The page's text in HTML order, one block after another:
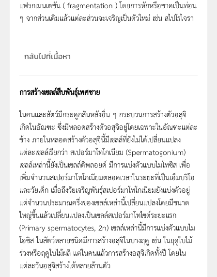
แฟรกเมนเตชัน ( fragmentation ) โดยการหักหรือขาดเป็นท่อน
ๆ จากส่วนเดิมแล้วแต่ละส่วนจะเจริญเป็นตัวใหม่ เช่น สไปโรไจรา
กลับไปที่เนื้อหา
การสร้างเซลล์สืบพันธุ์เพศชาย
ในคนและสัตว์มีกระดูกสันหลังอื่น ๆ กระบวนการสร้างตัวอสุจิ
เกิดในอัณฑะ ซึ่งมีหลอดสร้างตัวอสุจิอยู่โดยเฉพาะในอัณฑะแต่ละ
ข้าง ภายในหลอดสร้างตัวอสุจินี้มีเซลล์ที่ยังไม่ได้เปลี่ยนแปลง
แต่ละเซลล์เรียกว่า สเปอร์มาโทโกเนียม (Spermatogonium)
เซลล์เหล่านี้ยังเป็นเซลล์ดิพลอยด์ มีการแบ่งตัวแบบไมโทซิส เพื่อ
เพิ่มจำนวนสเปอร์มาโทโกเนียมตลอดเวลาในระยะที่เป็นเอ็มบริโอ
และวัยเด็ก เมื่อถึงวัยเจริญพันธุ์สเปอร์มาโทโกเนียมยังแบ่งตัวอยู่
แต่จำนวนประมาณครึ่งของเซลล์เหล่านี้เปลี่ยนแปลงโดยมีขนาด
ใหญ่ขึ้นแล้วเปลี่ยนแปลงเป็นเซลล์สเปอร์มาโทไซต์ระยะแรก
(Primary spermatocytes, 2n) เซลล์เหล่านี้มีการแบ่งตัวแบบไม
โอซิส ในสัตว์หลายชนิดมีการสร้างอสุจิในบางฤดู เช่น ในฤดูใบไม้
ร่วงหรือฤดูใบไม้ผลิ แต่ในคนแล้วการสร้างอสุจิเกิดทั้งปี โดยใน
แต่ละวันอสุจิสร้างได้หลายล้านตัว